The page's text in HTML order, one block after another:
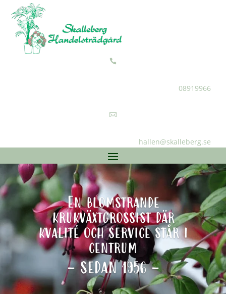

08919966

hallen@skalleberg.se
En blomstrande
krukväxtgrossist där
kvalité och service står i
centrum
– SEDAN 1956 –